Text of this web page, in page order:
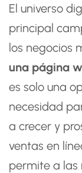
El universo
principal
los negocios
una página
es solo una
necesidad
a crecer y
ventas en
permite a las